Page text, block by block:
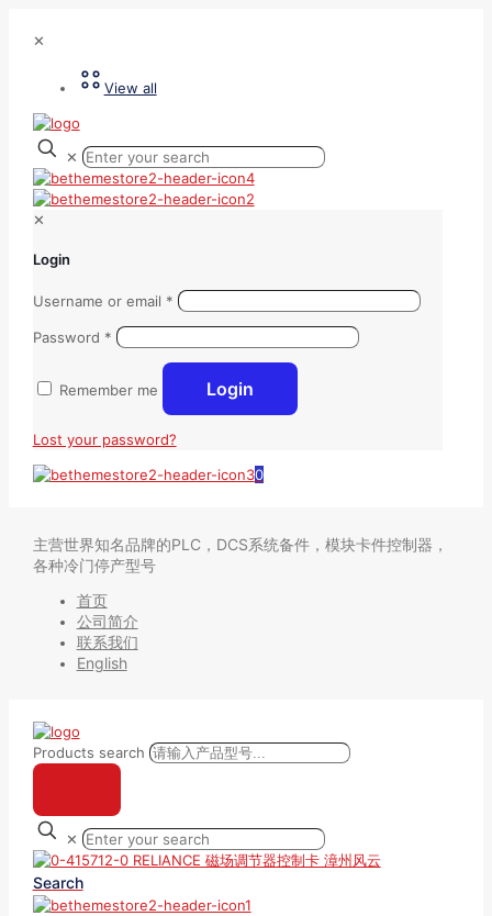
✕
View all
✕
✕
Login
Username or email *
Password *
Remember me Login
Lost your password?
0
主营世界知名品牌的PLC，DCS系统备件，模块卡件控制器，
各种冷门停产型号
首页
公司简介
联系我们
English
Products search
✕
Search